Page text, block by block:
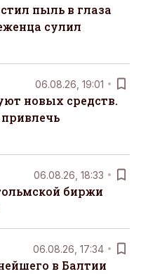
пыль в глаза
сулил
06.08.26, 19:01
новых средств.
06.08.26, 18:33
биржи
06.08.26, 17:34
в Балтии